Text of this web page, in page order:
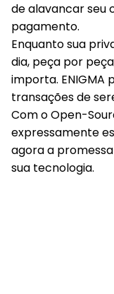
de alavancar seu
pagamento.
Enquanto sua
dia, peça por
importa. ENIGMA
transações de
Com o Open-
expressamente
agora a
sua tecnologia.